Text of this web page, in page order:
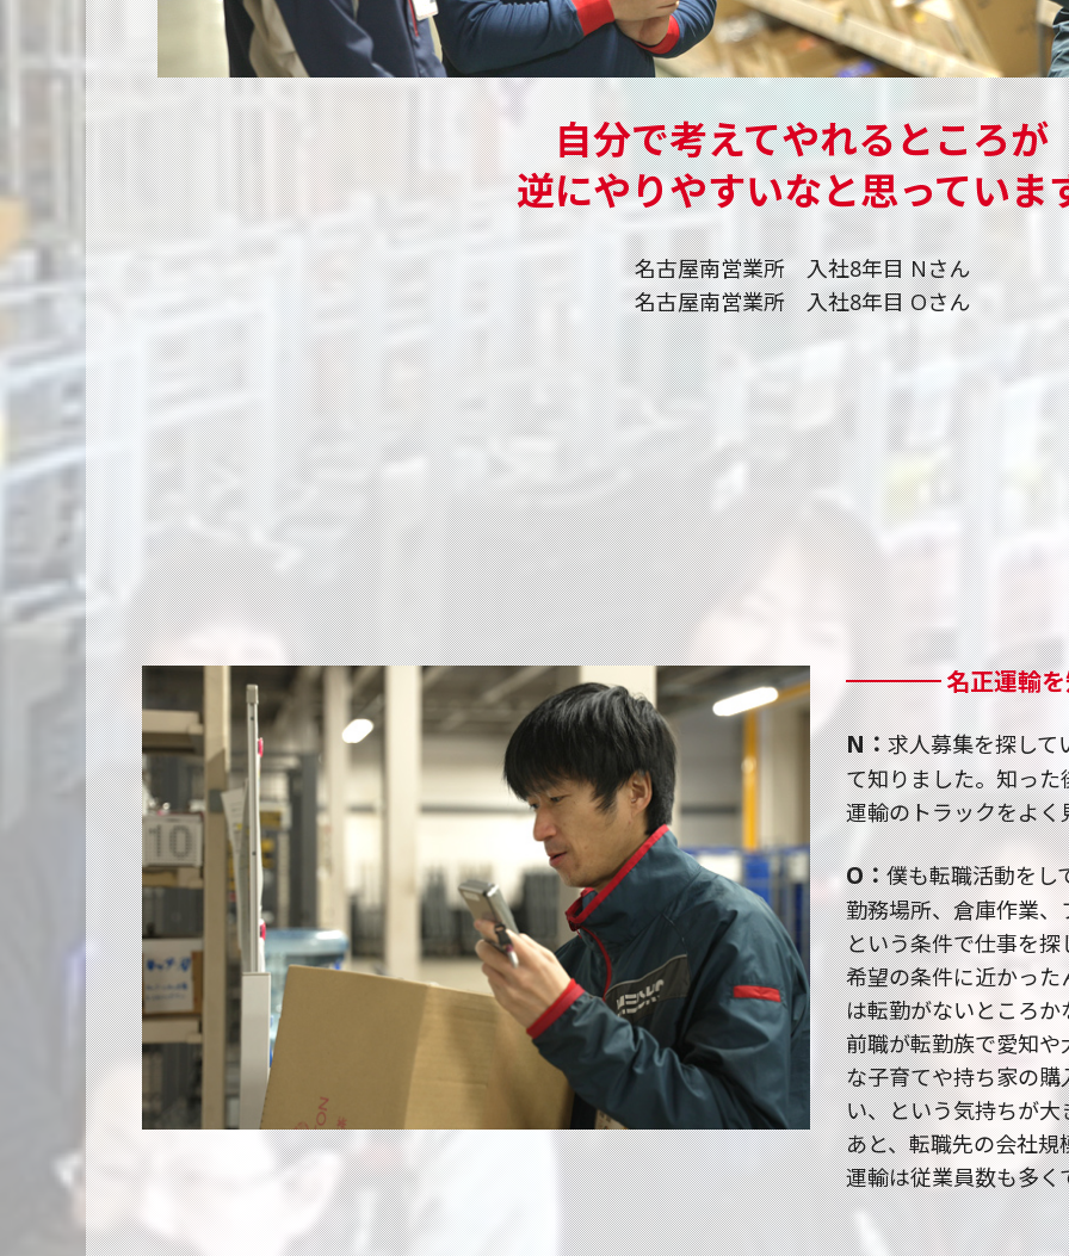
自分で考えてやれるところが
逆にやりやすいなと思っていま
名古屋南営業所 入社8年目 Nさん
名古屋南営業所 入社8年目 Oさん
名正運輸
N
求人募集を探して
て知りました。知っ
運輸のトラックをよ
O
僕も転職活動をし
勤務場所、倉庫作業
という条件で仕事を
希望の条件に近かっ
は転勤がないところか
前職が転勤族で愛知
な子育てや持ち家の
い、という気持ちが大
あと、転職先の会社
運輸は従業員数も多